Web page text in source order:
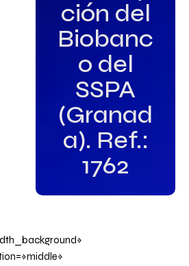
ción del
Biobanc
o del
SSPA
(Granad
a). Ref.:
1762